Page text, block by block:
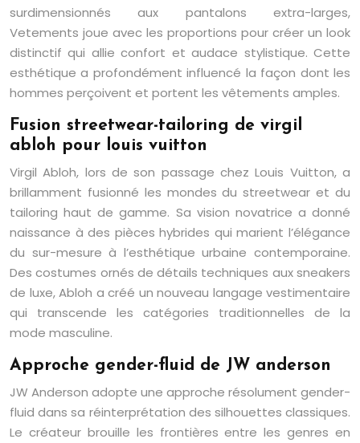
surdimensionnés aux pantalons extra-larges,
Vetements joue avec les proportions pour créer un look
distinctif qui allie confort et audace stylistique. Cette
esthétique a profondément influencé la façon dont les
hommes perçoivent et portent les vêtements amples.
Fusion streetwear-tailoring de virgil
abloh pour louis vuitton
Virgil Abloh, lors de son passage chez Louis Vuitton, a
brillamment fusionné les mondes du streetwear et du
tailoring haut de gamme. Sa vision novatrice a donné
naissance à des pièces hybrides qui marient l’élégance
du sur-mesure à l’esthétique urbaine contemporaine.
Des costumes ornés de détails techniques aux sneakers
de luxe, Abloh a créé un nouveau langage vestimentaire
qui transcende les catégories traditionnelles de la
mode masculine.
Approche gender-fluid de JW anderson
JW Anderson adopte une approche résolument gender-
fluid dans sa réinterprétation des silhouettes classiques.
Le créateur brouille les frontières entre les genres en